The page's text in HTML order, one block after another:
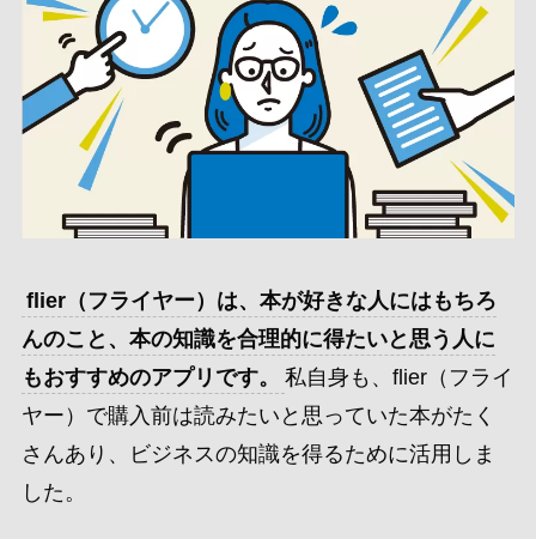
flier（フライヤー）は、本が好きな人にはもちろ
んのこと、本の知識を合理的に得たいと思う人に
もおすすめのアプリです。
私自身も、flier（フライ
ヤー）で購入前は読みたいと思っていた本がたく
さんあり、ビジネスの知識を得るために活用しま
した。